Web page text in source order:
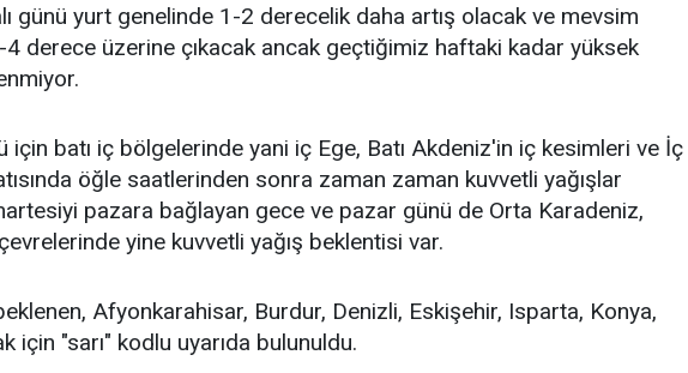
günü yurt genelinde 1-2 derecelik daha artış olacak ve mevsim
derece üzerine çıkacak ancak geçtiğimiz haftaki kadar yüksek
için batı iç bölgelerinde yani iç Ege, Batı Akdeniz'in iç kesimleri ve İç
öğle saatlerinden sonra zaman zaman kuvvetli yağışlar
pazara bağlayan gece ve pazar günü de Orta Karadeniz,
yine kuvvetli yağış beklentisi var.
Afyonkarahisar, Burdur, Denizli, Eskişehir, Isparta, Konya,
için "sarı" kodlu uyarıda bulunuldu.